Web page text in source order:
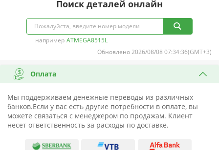
Поиск деталей онлайн
например ATMEGA8515L
Обновлено 2026/08/08 07:34:36(GMT+3)
Оплата
Мы поддерживаем денежные переводы из различных
банков.Если у вас есть другие потребности в оплате, вы
можете связаться с менеджером по продажам. Клиент
несет ответственность за расходы по доставке.